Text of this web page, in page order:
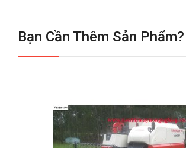
Bạn Cần Thêm Sản Phẩm?